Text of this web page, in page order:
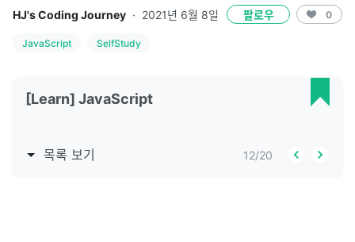
HJ's Coding Journey · 2021년 6월 8일 팔로우 0
JavaScript SelfStudy
[Learn] JavaScript
목록 보기 12/20